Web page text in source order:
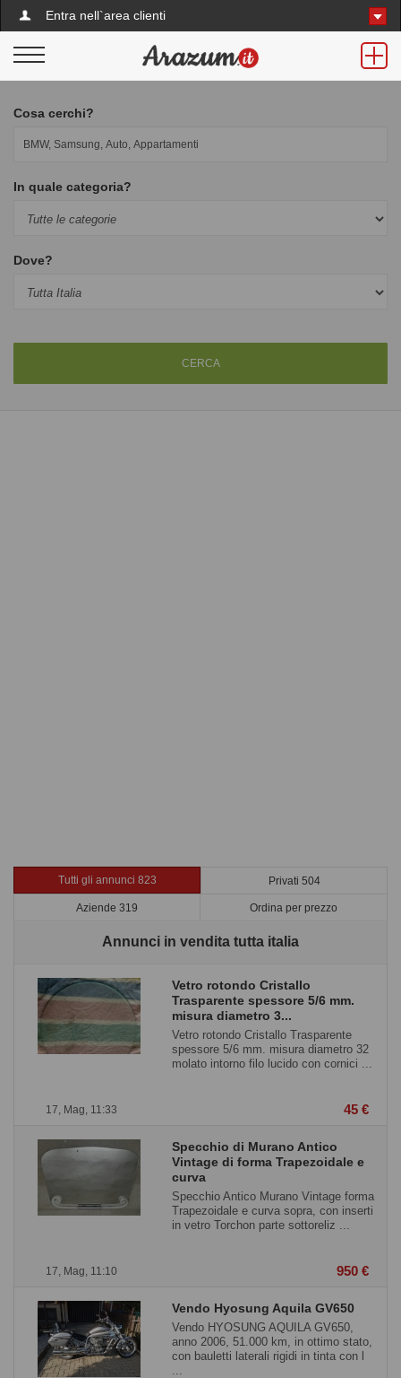
Entra nell`area clienti
Cosa cerchi?
In quale categoria?
Dove?
CERCA
Tutti gli annunci 823 Privati 504
Aziende 319 Ordina per prezzo
Annunci in vendita tutta italia
17, Mag, 11:33
Vetro rotondo Cristallo
Trasparente spessore 5/6 mm.
misura diametro 3...
Vetro rotondo Cristallo Trasparente
spessore 5/6 mm. misura diametro 32
molato intorno filo lucido con cornici ...
45 €
17, Mag, 11:10
Specchio di Murano Antico
Vintage di forma Trapezoidale e
curva
Specchio Antico Murano Vintage forma
Trapezoidale e curva sopra, con inserti
in vetro Torchon parte sottoreliz ...
950 €
Vendo Hyosung Aquila GV650
Vendo HYOSUNG AQUILA GV650,
anno 2006, 51.000 km, in ottimo stato,
con bauletti laterali rigidi in tinta con l
...